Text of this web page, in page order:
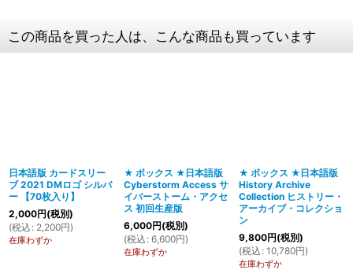
この商品を買った人は、こんな商品も買っています
日本語版 カードスリー
ブ 2021 DMロゴ シルバ
ー 【70枚入り】
2,000円(税別)
(税込 : 2,200円)
在庫わずか
★ ボックス ★日本語版
Cyberstorm Access サ
イバーストーム・アクセ
ス 初回生産版
6,000円(税別)
(税込 : 6,600円)
在庫わずか
★ ボックス ★日本語版
History Archive
Collection ヒストリー・
アーカイブ・コレクショ
ン
9,800円(税別)
(税込 : 10,780円)
在庫わずか